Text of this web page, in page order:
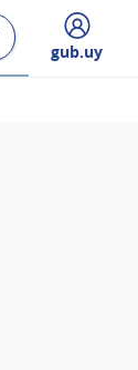
Desplegar
gub.uy